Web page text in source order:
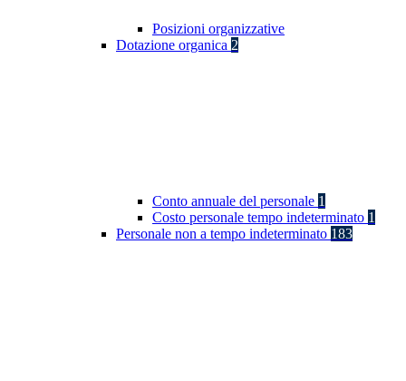
Posizioni organizzative
Dotazione organica 2
Conto annuale del personale 1
Costo personale tempo indeterminato 1
Personale non a tempo indeterminato 183